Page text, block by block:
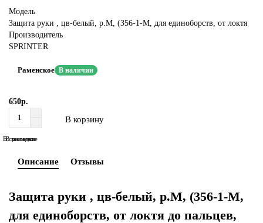
Модель
Защита руки , цв-белый, р.M, (356-1-M, для единоборств, от локтя
Производитель
SPRINTER
Раменское В наличии
650р.
В корзину
В закладки
В сравнение
Описание Отзывы
Защита руки , цв-белый, р.M, (356-1-M,
для единоборств, от локтя до пальцев,